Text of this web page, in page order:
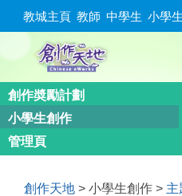
教城主頁 教師 中學生 小學生
創作奬勵計劃
小學生創作
管理頁
創作天地 > 小學生創作 > 主